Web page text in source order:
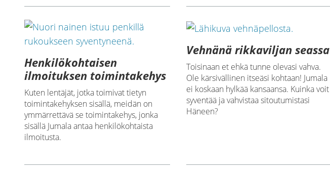
Henkilökohtaisen
ilmoituksen toimintakehys
Kuten lentäjät, jotka toimivat tietyn
toimintakehyksen sisällä, meidän on
ymmärrettävä se toimintakehys, jonka
sisällä Jumala antaa henkilökohtaista
ilmoitusta.
Vehnänä rikkaviljan seassa
Toisinaan et ehkä tunne olevasi vahva.
Ole kärsivällinen itseäsi kohtaan! Jumala
ei koskaan hylkää kansaansa. Kuinka voit
syventää ja vahvistaa sitoutumistasi
Häneen?